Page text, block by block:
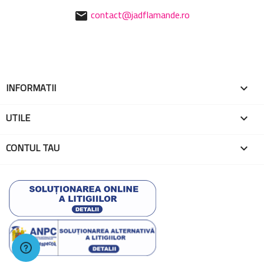
mail contact@jadflamande.ro
INFORMATII 
UTILE 
CONTUL TAU 